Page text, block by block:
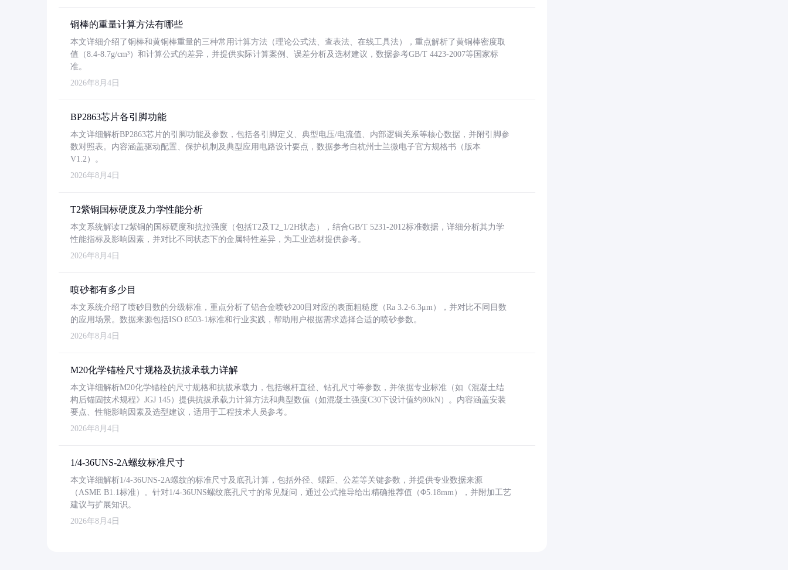
铜棒的重量计算方法有哪些
本文详细介绍了铜棒和黄铜棒重量的三种常用计算方法（理论公式法、查表法、在线工具法），重点解析了黄铜棒密度取
值（8.4-8.7g/cm³）和计算公式的差异，并提供实际计算案例、误差分析及选材建议，数据参考GB/T 4423-2007等国家标
准。
2026年8月4日
BP2863芯片各引脚功能
本文详细解析BP2863芯片的引脚功能及参数，包括各引脚定义、典型电压/电流值、内部逻辑关系等核心数据，并附引脚参
数对照表。内容涵盖驱动配置、保护机制及典型应用电路设计要点，数据参考自杭州士兰微电子官方规格书（版本
V1.2）。
2026年8月4日
T2紫铜国标硬度及力学性能分析
本文系统解读T2紫铜的国标硬度和抗拉强度（包括T2及T2_1/2H状态），结合GB/T 5231-2012标准数据，详细分析其力学
性能指标及影响因素，并对比不同状态下的金属特性差异，为工业选材提供参考。
2026年8月4日
喷砂都有多少目
本文系统介绍了喷砂目数的分级标准，重点分析了铝合金喷砂200目对应的表面粗糙度（Ra 3.2-6.3μm），并对比不同目数
的应用场景。数据来源包括ISO 8503-1标准和行业实践，帮助用户根据需求选择合适的喷砂参数。
2026年8月4日
M20化学锚栓尺寸规格及抗拔承载力详解
本文详细解析M20化学锚栓的尺寸规格和抗拔承载力，包括螺杆直径、钻孔尺寸等参数，并依据专业标准（如《混凝土结
构后锚固技术规程》JGJ 145）提供抗拔承载力计算方法和典型数值（如混凝土强度C30下设计值约80kN）。内容涵盖安装
要点、性能影响因素及选型建议，适用于工程技术人员参考。
2026年8月4日
1/4-36UNS-2A螺纹标准尺寸
本文详细解析1/4-36UNS-2A螺纹的标准尺寸及底孔计算，包括外径、螺距、公差等关键参数，并提供专业数据来源
（ASME B1.1标准）。针对1/4-36UNS螺纹底孔尺寸的常见疑问，通过公式推导给出精确推荐值（Φ5.18mm），并附加工艺
建议与扩展知识。
2026年8月4日